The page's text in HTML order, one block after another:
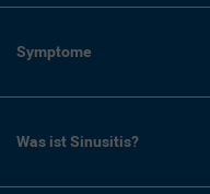
Symptome
Was ist Sinusitis?